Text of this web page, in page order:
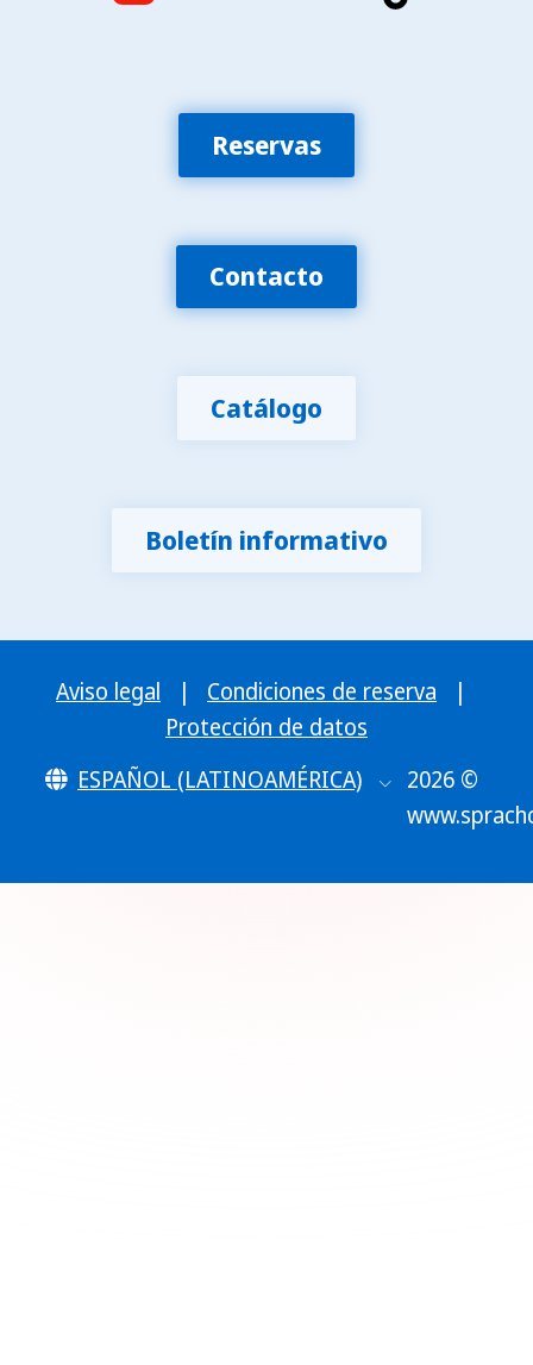
Reservas
Contacto
Catálogo
Boletín informativo
Aviso legal | Condiciones de reserva
|
Protección de datos
ESPAÑOL (LATINOAMÉRICA)
2026 ©